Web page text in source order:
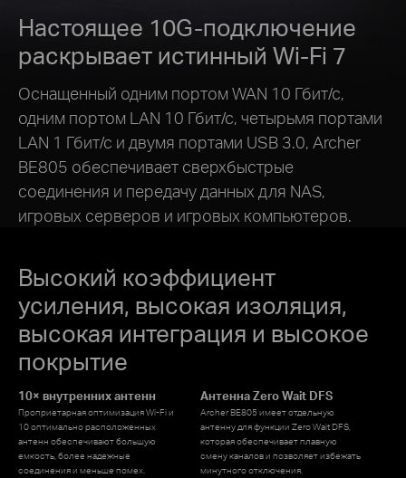
Настоящее 10G-подключение
раскрывает истинный Wi-Fi 7
Оснащенный одним портом WAN 10 Гбит/с,
одним портом LAN 10 Гбит/с, четырьмя портами
LAN 1 Гбит/с и двумя портами USB 3.0, Archer
BE805 обеспечивает сверхбыстрые
соединения и передачу данных для NAS,
игровых серверов и игровых компьютеров.
Высокий коэффициент
усиления, высокая изоляция,
высокая интеграция и высокое
покрытие
10× внутренних антенн
Проприетарная оптимизация Wi-Fi и
10 оптимально расположенных
антенн обеспечивают большую
емкость, более надежные
соединения и меньше помех.
Антенна Zero Wait DFS
Archer BE805 имеет отдельную
антенну для функции Zero Wait DFS,
которая обеспечивает плавную
смену каналов и позволяет избежать
минутного отключения.